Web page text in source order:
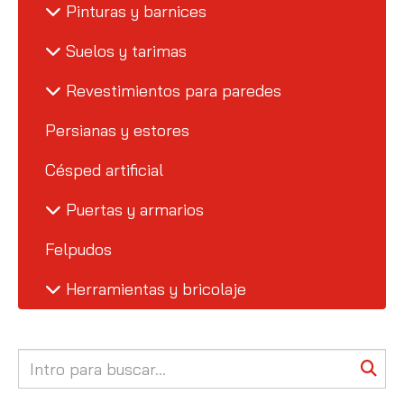
Pinturas y barnices
Suelos y tarimas
Revestimientos para paredes
Persianas y estores
Césped artificial
Puertas y armarios
Felpudos
Herramientas y bricolaje